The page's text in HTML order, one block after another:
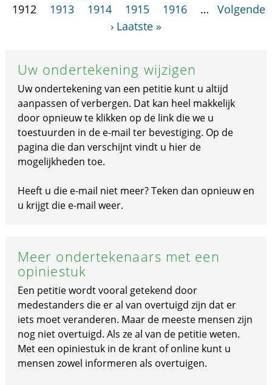
1912
1913 1914 1915 1916 …
Volgende
› Laatste »
Uw ondertekening wijzigen
Uw ondertekening van een petitie kunt u altijd
aanpassen of verbergen. Dat kan heel makkelijk
door opnieuw te klikken op de link die we u
toestuurden in de e-mail ter bevestiging. Op de
pagina die dan verschijnt vindt u hier de
mogelijkheden toe.
Heeft u die e-mail niet meer? Teken dan opnieuw en
u krijgt die e-mail weer.
Meer ondertekenaars met een
opiniestuk
Een petitie wordt vooral getekend door
medestanders die er al van overtuigd zijn dat er
iets moet veranderen. Maar de meeste mensen zijn
nog niet overtuigd. Als ze al van de petitie weten.
Met een opiniestuk in de krant of online kunt u
mensen zowel informeren als overtuigen.